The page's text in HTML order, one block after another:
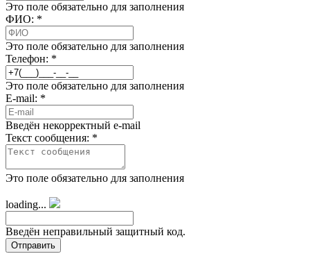
Это поле обязательно для заполнения
ФИО: *
Это поле обязательно для заполнения
Телефон: *
Это поле обязательно для заполнения
E-mail: *
Введён некорректный e-mail
Текст сообщения: *
Это поле обязательно для заполнения
loading...
Введён неправильный защитный код.